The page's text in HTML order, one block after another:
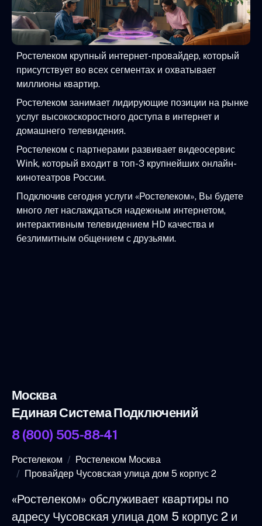
Ростелеком крупный интернет-провайдер, который
присутствует во всех сегментах и охватывает
миллионы квартир.
Ростелеком занимает лидирующие позиции на рынке
услуг высокоскоростного доступа в интернет и
домашнего телевидения.
Ростелеком с партнерами развивает видеосервис
Wink, который входит в топ-3 крупнейших онлайн-
кинотеатров России.
Подключив сегодня услуги «Ростелеком», Вы будете
много лет наслаждаться надежным интернетом,
интерактивным телевидением HD качества и
безлимитным общением с друзьями.
Москва
Единая Система Подключений
8 (800) 505-88-41
Ростелеком
Ростелеком Москва
Провайдер Чусовская улица дом 5 корпус 2
«Ростелеком» обслуживает квартиры по
адресу Чусовская улица дом 5 корпус 2 и